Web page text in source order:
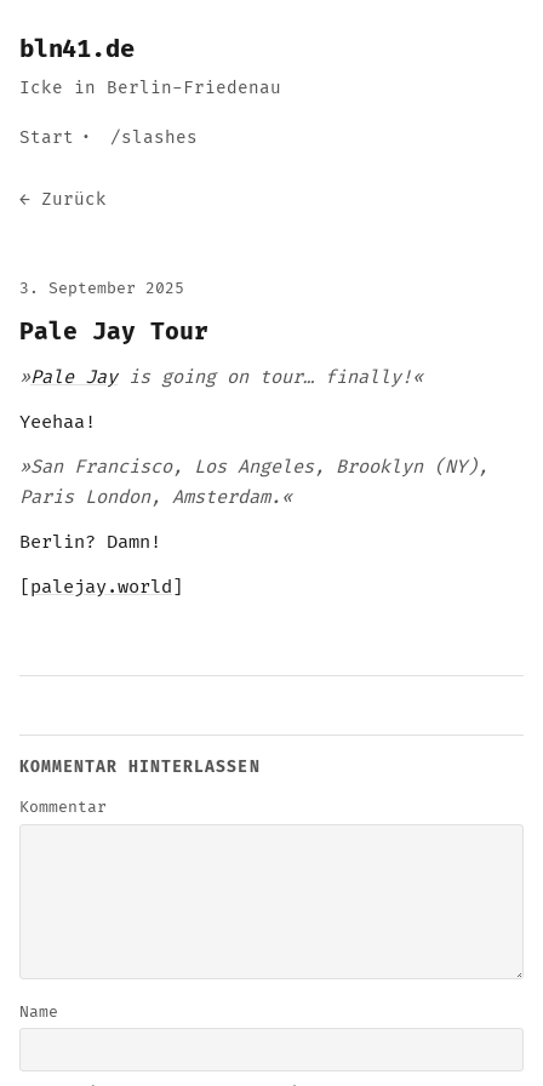
bln41.de
Icke in Berlin-Friedenau
Start /slashes
← Zurück
3. September 2025
Pale Jay Tour
»Pale Jayis going on tour… finally!«
Yeehaa!
»San Francisco, Los Angeles, Brooklyn (NY),
Paris London, Amsterdam.«
Berlin? Damn!
palejay.world
KOMMENTAR HINTERLASSEN
Kommentar
Name